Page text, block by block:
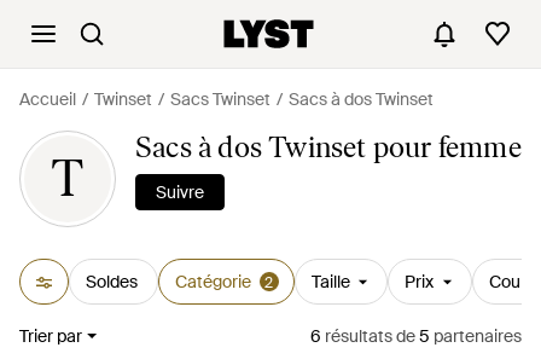
Accueil Twinset Sacs Twinset Sacs à dos Twinset
T
Sacs à dos Twinset pour femme
Suivre
Soldes Catégorie 2 Taille Prix
Trier par 6 résultatsde5 partenaires